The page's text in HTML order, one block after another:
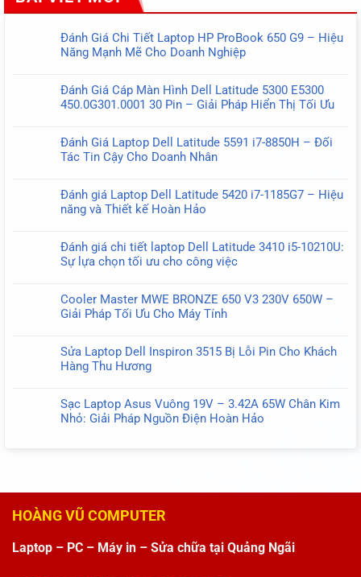
Đánh Giá Chi Tiết Laptop HP ProBook 650 G9 – Hiệu
Năng Mạnh Mẽ Cho Doanh Nghiệp
bình
luận
Đánh
Giá
Laptop
HP
650
G9
–
Năng
Mạnh
Doanh
Nghiệp
Đánh Giá Cáp Màn Hình Dell Latitude 5300 E5300
450.0G301.0001 30 Pin – Giải Pháp Hiển Thị Tối Ưu
bình
luận
Đánh
Giá
Hình
Dell
5300
E5300
450.0G301.0001
Pin
–
Hiển
Thị
Đánh Giá Laptop Dell Latitude 5591 i7-8850H – Đối
Tác Tin Cậy Cho Doanh Nhân
bình
luận
Đánh
Giá
Laptop
Latitude
5591
8850H
–
Đối
Tin
Cậy
Đánh giá Laptop Dell Latitude 5420 i7-1185G7 – Hiệu
năng và Thiết kế Hoàn Hảo
bình
luận
Đánh
giá
Latitude
5420
1185G7
–
Hiệu
Hảo
Đánh giá chi tiết laptop Dell Latitude 3410 i5-10210U:
Sự lựa chọn tối ưu cho công việc
bình
luận
Đánh
giá
laptop
Dell
Sự
chọn
ưu
Cooler Master MWE BRONZE 650 V3 230V 650W –
Giải Pháp Tối Ưu Cho Máy Tính
có
bình
luận
Cooler
Master
–
Pháp
Sửa Laptop Dell Inspiron 3515 Bị Lỗi Pin Cho Khách
Hàng Thu Hương
bình
luận
Inspiron
3515
Bị
Pin
Sạc Laptop Asus Vuông 19V – 3.42A 65W Chân Kim
Nhỏ: Giải Pháp Nguồn Điện Hoàn Hảo
ở
Sạc
Laptop
Vuông
HOÀNG VŨ COMPUTER
Laptop – PC – Máy in – Sửa chữa tại Quảng Ngãi